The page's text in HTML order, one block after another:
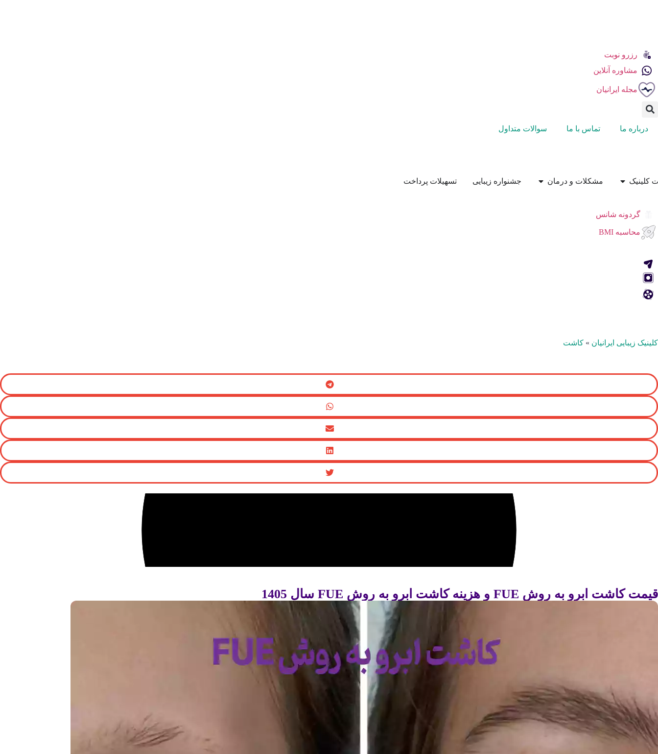
رزرو نوبت
مشاوره آنلاین
مجله ایرانیان
درباره ما تماس با ما سوالات متداول
کلینیک مشکلات و درمان جشنواره زیبایی تسهیلات پرداخت
گردونه شانس
محاسبه BMI
کلینیک زیبایی ایرانیان » کاشت
قیمت کاشت ابرو به روش FUE و هزینه کاشت ابرو به روش FUE سال 1405